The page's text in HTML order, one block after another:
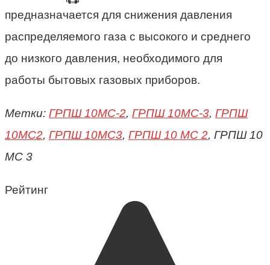
предназначается для снижения давления
распределяемого газа с высокого и среднего
до низкого давления, необходимого для
работы бытовых газовых приборов.
Метки: ГРПШ 10МС-2, ГРПШ 10МС-3, ГРПШ
10МС2, ГРПШ 10МС3, ГРПШ 10 МС 2, ГРПШ 10
МС 3
Рейтинг